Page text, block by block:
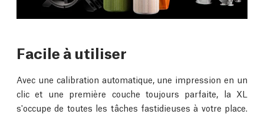
Facile à utiliser
Avec une calibration automatique, une impression en un
clic et une première couche toujours parfaite, la XL
s'occupe de toutes les tâches fastidieuses à votre place.